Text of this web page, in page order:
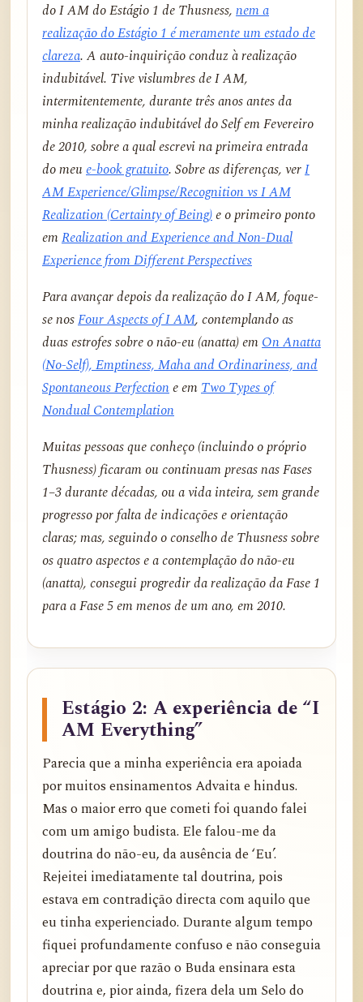
do I AM do Estágio 1 de Thusness, nem a
realização do Estágio 1 é meramente um estado de
clareza. A auto-inquirição conduz à realização
indubitável. Tive vislumbres de I AM,
intermitentemente, durante três anos antes da
minha realização indubitável do Self em Fevereiro
de 2010, sobre a qual escrevi na primeira entrada
do meue-book gratuito. Sobre as diferenças, verI
AM Experience/Glimpse/Recognition vs I AM
Realization (Certainty of Being)e o primeiro ponto
emRealization and Experience and Non-Dual
Experience from Different Perspectives
Para avançar depois da realização do I AM, foque-
se nosFour Aspects of I AM, contemplando as
duas estrofes sobre o não-eu (anatta) emOn Anatta
(No-Self), Emptiness, Maha and Ordinariness, and
Spontaneous Perfectione emTwo Types of
Nondual Contemplation
Muitas pessoas que conheço (incluindo o próprio
Thusness) ficaram ou continuam presas nas Fases
1–3 durante décadas, ou a vida inteira, sem grande
progresso por falta de indicações e orientação
claras; mas, seguindo o conselho de Thusness sobre
os quatro aspectos e a contemplação do não-eu
(anatta), consegui progredir da realização da Fase 1
para a Fase 5 em menos de um ano, em 2010.
Estágio 2: A experiência de “I
AM Everything”
Parecia que a minha experiência era apoiada
por muitos ensinamentos Advaita e hindus.
Mas o maior erro que cometi foi quando falei
com um amigo budista. Ele falou-me da
doutrina do não-eu, da ausência de ‘Eu’.
Rejeitei imediatamente tal doutrina, pois
estava em contradição directa com aquilo que
eu tinha experienciado. Durante algum tempo
fiquei profundamente confuso e não conseguia
apreciar por que razão o Buda ensinara esta
doutrina e, pior ainda, fizera dela um Selo do